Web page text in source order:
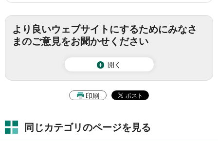
より良いウェブサイトにするためにみなさ
まのご意見をお聞かせください
開く
印刷
同じカテゴリのページを見る